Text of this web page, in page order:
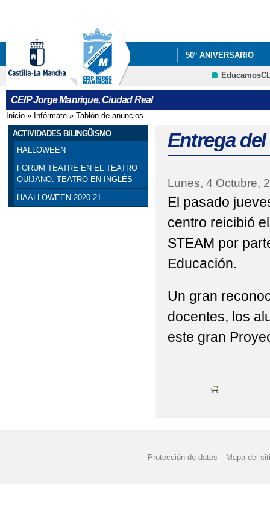
50º ANIVERSARIO
PROYECTOS
TALLER
VÍDEO TV CIUDAD
CEIP Jorge Manrique, Ciudad Real
Se encuentra usted aquí
Inicio » Infórmate » Tablón de anuncios
ACTIVIDADES BILINGÜISMO
HALLOWEEN
FORUM TEATRE EN EL TEATRO
QUIJANO. TEATRO EN INGLÉS
HAALLOWEEN 2020-21
Entrega
Lunes, 4 Octubre,
El pasado
centro reicibió
STEAM por
Educación.
Un gran
docentes, los
este gran
Protección de datos Mapa del